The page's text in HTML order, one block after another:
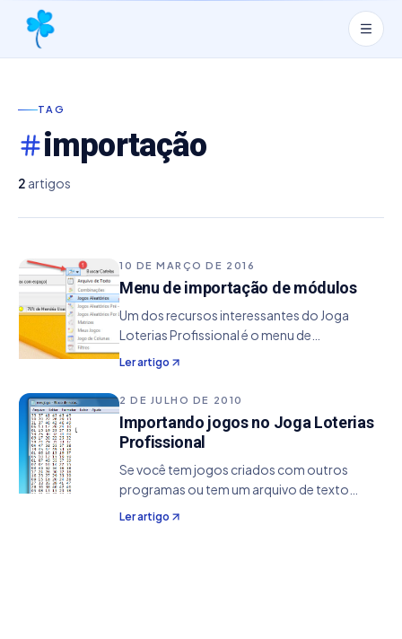
TAG
importação
2 artigos
10 DE MARÇO DE 2016
Menu de importação de módulos
Um dos recursos interessantes do Joga
Loterias Profissional é o menu de
importação de módulos, que consiste em
armazenar em blocos de memória os jogos
ativos em cada módulo, que devem ser
utilizados em ferramentas de…
Ler artigo
2 DE JULHO DE 2010
Importando jogos no Joga Loterias
Profissional
Se você tem jogos criados com outros
programas ou tem um arquivo de texto
poderá importar para o Joga Loterias
Profissional. Antes de continuar, vale
Ler artigo